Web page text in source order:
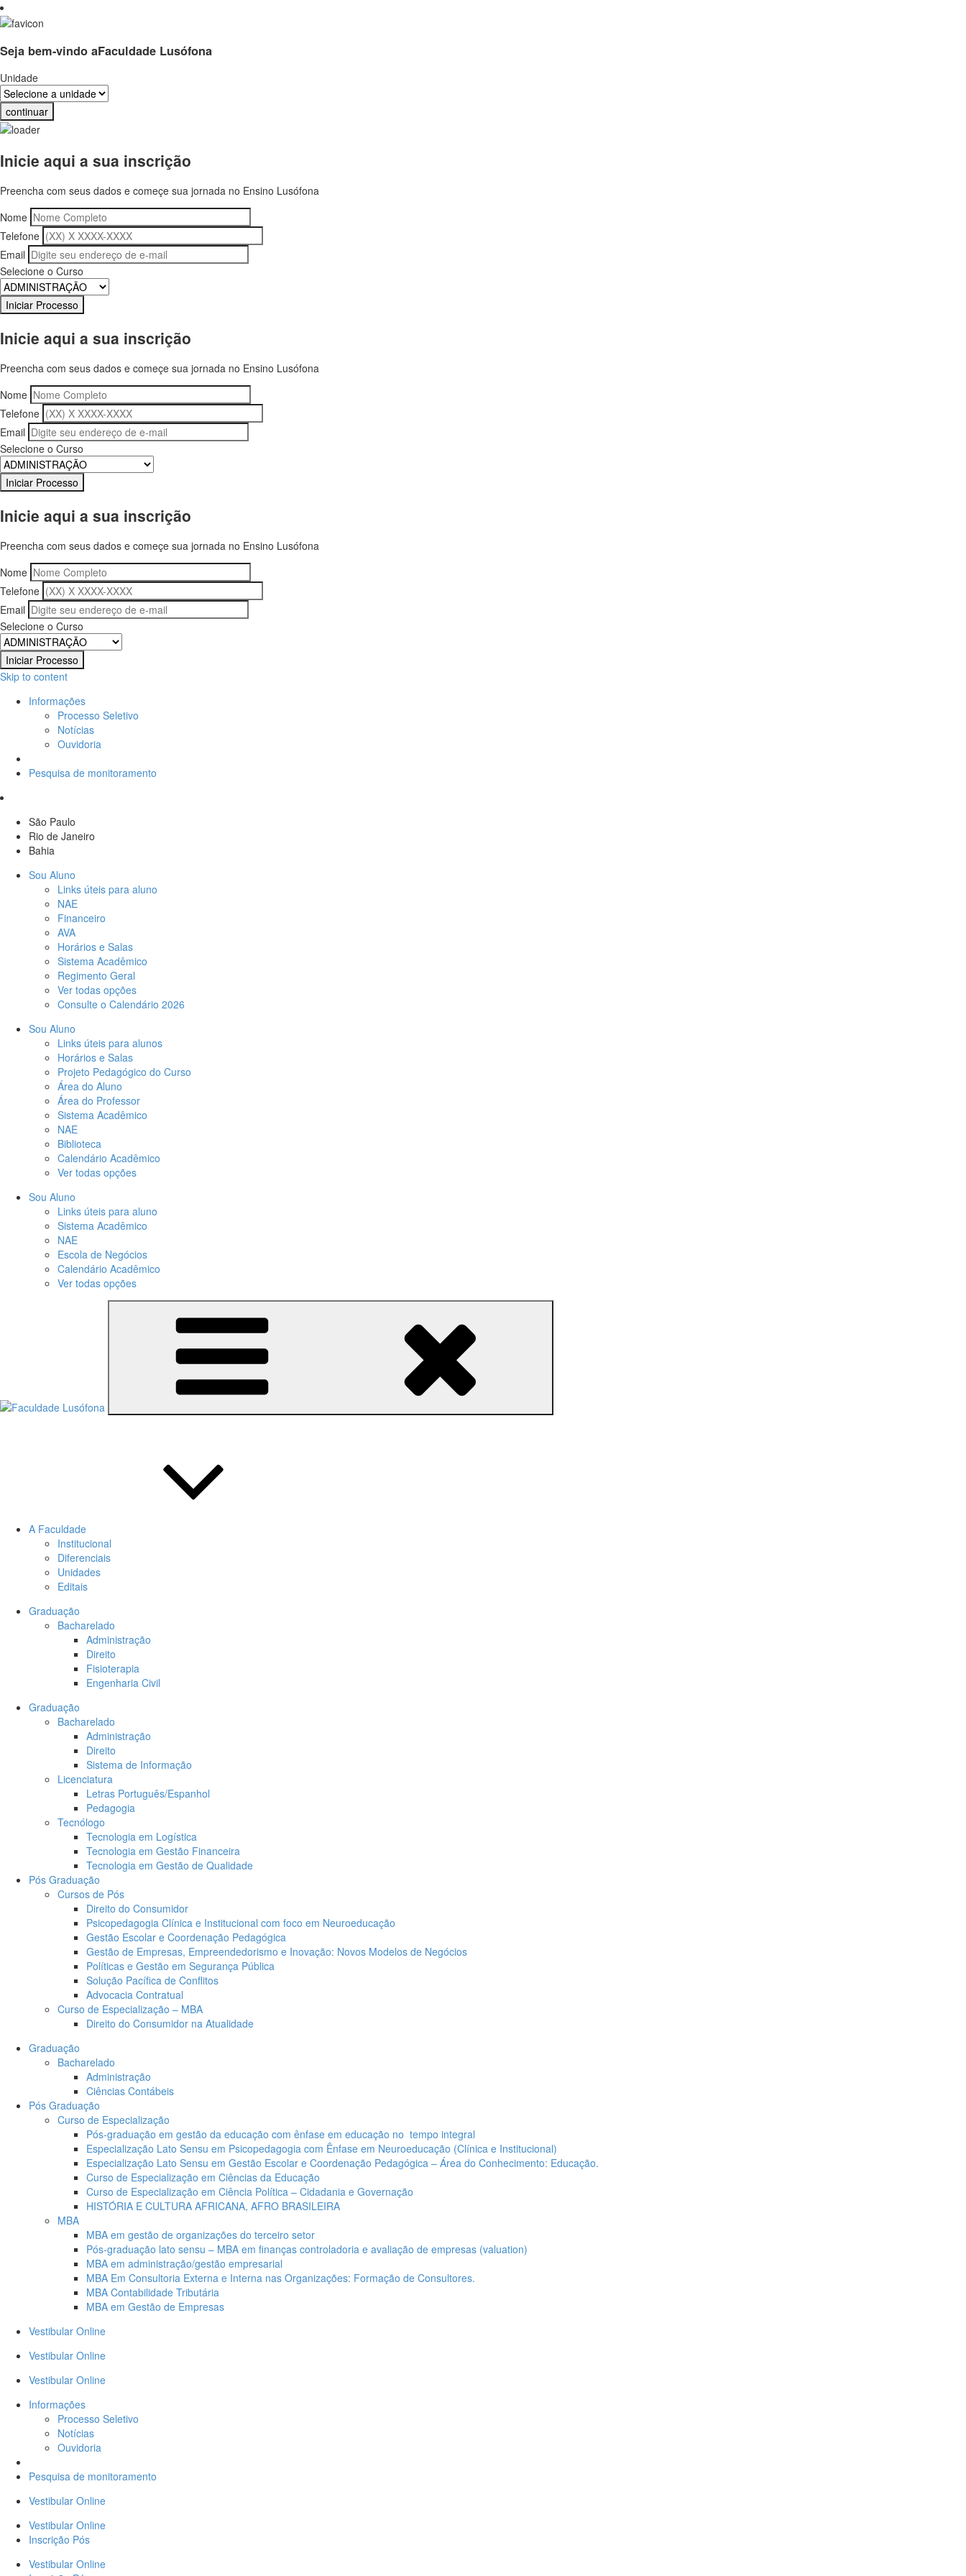
Seja bem-vindo aFaculdade Lusófona
Unidade
continuar
Inicie aqui a sua inscrição
Preencha com seus dados e começe sua jornada no Ensino Lusófona
Nome
Telefone
Email
Selecione o Curso
Inicie aqui a sua inscrição
Preencha com seus dados e começe sua jornada no Ensino Lusófona
Nome
Telefone
Email
Selecione o Curso
Inicie aqui a sua inscrição
Preencha com seus dados e começe sua jornada no Ensino Lusófona
Nome
Telefone
Email
Selecione o Curso
Skip to content
Informações
Processo Seletivo
Notícias
Ouvidoria
Pesquisa de monitoramento
São Paulo
Rio de Janeiro
Bahia
Sou Aluno
Links úteis para aluno
NAE
Financeiro
AVA
Horários e Salas
Sistema Acadêmico
Regimento Geral
Ver todas opções
Consulte o Calendário 2026
Sou Aluno
Links úteis para alunos
Horários e Salas
Projeto Pedagógico do Curso
Área do Aluno
Área do Professor
Sistema Acadêmico
NAE
Biblioteca
Calendário Acadêmico
Ver todas opções
Sou Aluno
Links úteis para aluno
Sistema Acadêmico
NAE
Escola de Negócios
Calendário Acadêmico
Ver todas opções
A Faculdade
Institucional
Diferenciais
Unidades
Editais
Graduação
Bacharelado
Administração
Direito
Fisioterapia
Engenharia Civil
Graduação
Bacharelado
Administração
Direito
Sistema de Informação
Licenciatura
Letras Português/Espanhol
Pedagogia
Tecnólogo
Tecnologia em Logística
Tecnologia em Gestão Financeira
Tecnologia em Gestão de Qualidade
Pós Graduação
Cursos de Pós
Direito do Consumidor
Psicopedagogia Clínica e Institucional com foco em Neuroeducação
Gestão Escolar e Coordenação Pedagógica
Gestão de Empresas, Empreendedorismo e Inovação: Novos Modelos de Negócios
Políticas e Gestão em Segurança Pública
Solução Pacífica de Conflitos
Advocacia Contratual
Curso de Especialização – MBA
Direito do Consumidor na Atualidade
Graduação
Bacharelado
Administração
Ciências Contábeis
Pós Graduação
Curso de Especialização
Pós-graduação em gestão da educação com ênfase em educação no tempo integral
Especialização Lato Sensu em Psicopedagogia com Ênfase em Neuroeducação (Clínica e Institucional)
Especialização Lato Sensu em Gestão Escolar e Coordenação Pedagógica – Área do Conhecimento: Educação.
Curso de Especialização em Ciências da Educação
Curso de Especialização em Ciência Política – Cidadania e Governação
HISTÓRIA E CULTURA AFRICANA, AFRO BRASILEIRA
MBA
MBA em gestão de organizações do terceiro setor
Pós-graduação lato sensu – MBA em finanças controladoria e avaliação de empresas (valuation)
MBA em administração/gestão empresarial
MBA Em Consultoria Externa e Interna nas Organizações: Formação de Consultores.
MBA Contabilidade Tributária
MBA em Gestão de Empresas
Vestibular Online
Vestibular Online
Vestibular Online
Informações
Processo Seletivo
Notícias
Ouvidoria
Pesquisa de monitoramento
Vestibular Online
Vestibular Online
Inscrição Pós
Vestibular Online